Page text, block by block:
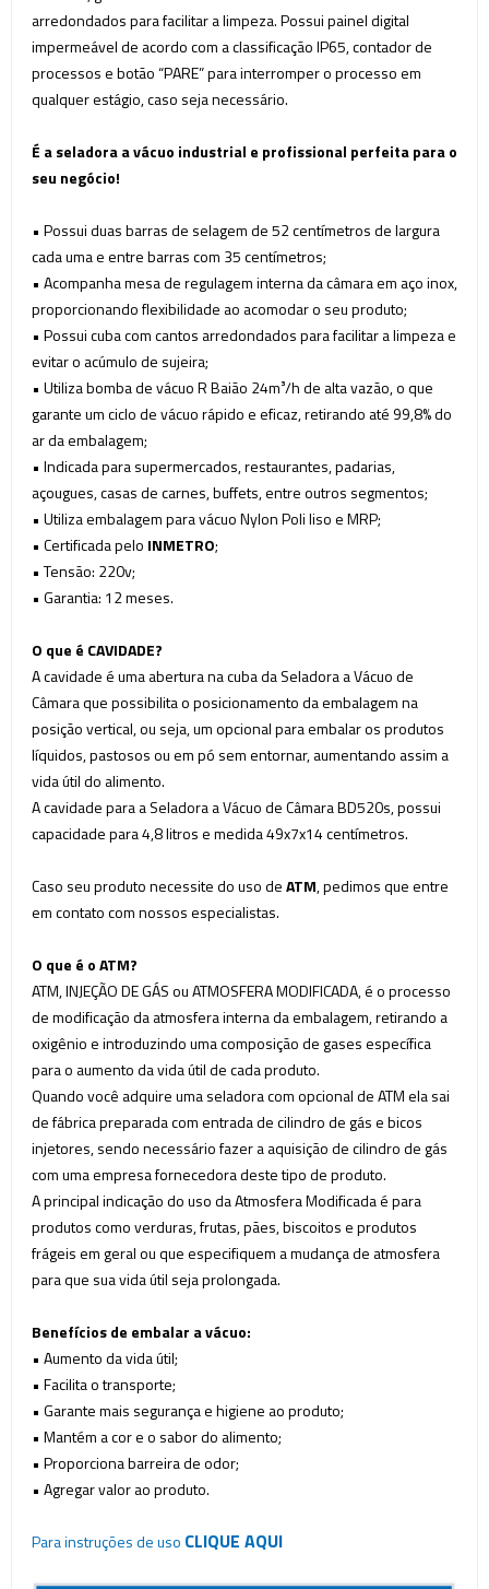
arredondados para facilitar a limpeza. Possui painel digital
impermeável de acordo com a classificação IP65, contador de
processos e botão “PARE” para interromper o processo em
qualquer estágio, caso seja necessário.
É a seladora a vácuo industrial e profissional perfeita para o
seu negócio!
• Possui duas barras de selagem de 52 centímetros de largura
cada umae entre barras com 35 centímetros;
• Acompanha mesa de regulagem interna da câmara em aço inox,
proporcionando flexibilidade ao acomodar o seu produto;
• Possui cuba com cantos arredondados para facilitar a limpeza e
evitar o acúmulo de sujeira;
• Utiliza bomba de vácuo R Baião 24m³/h de alta vazão, o que
garante um ciclo de vácuo rápido e eficaz, retirando até 99,8% do
ar da embalagem;
• Indicada para supermercados, restaurantes, padarias,
açougues, casas de carnes, buffets, entre outros segmentos;
• Utiliza embalagem para vácuo Nylon Polilisoe MRP;
• Certificada pelo INMETRO;
• Tensão: 220v;
• Garantia: 12 meses.
O que é CAVIDADE?
A cavidade é uma abertura na cuba da Seladora a Vácuo de
Câmara que possibilita o posicionamento da embalagem na
posição vertical, ou seja, um opcional para embalar os produtos
líquidos, pastosos ou em pó sem entornar, aumentando assim a
vida útil do alimento.
A cavidade para a Seladora a Vácuo de Câmara BD520s, possui
capacidade para 4,8 litros e medida 49x7x14 centímetros.
Caso seu produto necessite do uso deATM, pedimos que entre
em contato com nossos especialistas.
O que é o ATM?
ATM, INJEÇÃO DE GÁS ou ATMOSFERA MODIFICADA, é o processo
de modificação da atmosfera interna da embalagem, retirando a
oxigênio e introduzindo uma composição de gases específica
para o aumento da vida útil de cada produto.
Quando você adquire uma seladora com opcional de ATM ela sai
de fábrica preparada com entrada de cilindro de gás e bicos
injetores, sendo necessário fazer a aquisição de cilindro de gás
com uma empresa fornecedora deste tipo de produto.
A principal indicação do uso da Atmosfera Modificada é para
produtos como verduras, frutas, pães, biscoitos e produtos
frágeis em geral ou que especifiquem a mudança de atmosfera
para que sua vida útil seja prolongada.
Benefícios de embalar a vácuo:
• Aumento da vida útil;
• Facilita o transporte;
• Garante mais segurança e higiene ao produto;
• Mantém a cor e o sabor do alimento;
• Proporciona barreira de odor;
• Agregar valor ao produto.
Para instruções de uso CLIQUE AQUI